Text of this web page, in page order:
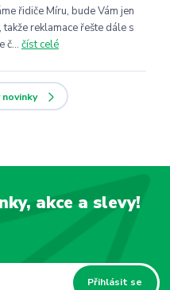
řidiče Míru, bude Vám jen
reklamace řešte dále s
č... číst celé
akce a slevy!
Přihlásit se